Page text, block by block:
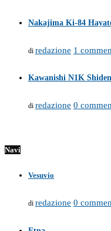
Nakajima Ki-84
di redazione 1
Kawanishi N1K Shiden
di redazione 0
Navi
Vesuvio
di redazione 0